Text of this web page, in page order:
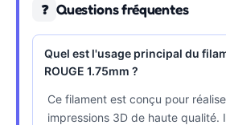
❓ Questions fréquentes
Quel est l'usage principal du
ROUGE 1.75mm ?
Ce filament est conçu pour
impressions 3D de haute qualité.